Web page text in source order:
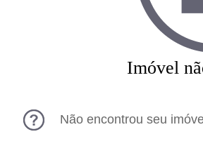
Imóvel
Não encontrou seu